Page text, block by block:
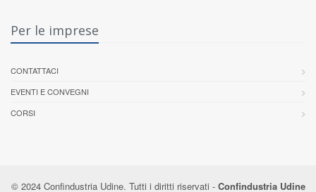
Per le imprese
CONTATTACI
EVENTI E CONVEGNI
CORSI
© 2024 Confindustria Udine. Tutti i diritti riservati - Confindustria Udine